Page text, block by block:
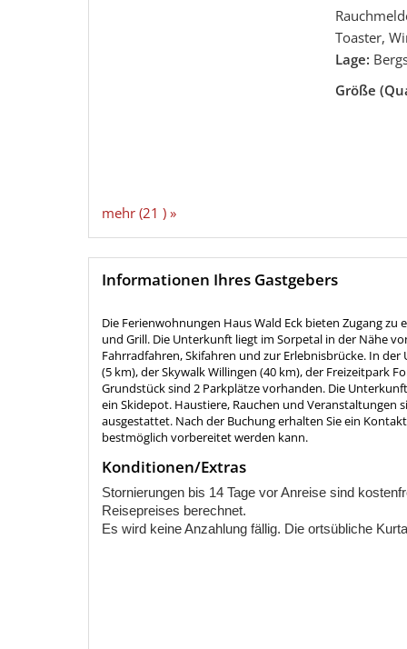
mehr (21 ) »
Toaster,
Lage:
Größe
Informationen Ihres Gastgebers
Die Ferienwohnungen Haus Wald Eck bieten Zugang
und Grill. Die Unterkunft liegt im Sorpetal in der Nähe
Fahrradfahren, Skifahren und zur Erlebnisbrücke. In
(5 km), der Skywalk Willingen (40 km), der Freizeitpark
Grundstück sind 2 Parkplätze vorhanden. Die
ein Skidepot. Haustiere, Rauchen und
ausgestattet. Nach der Buchung erhalten Sie ein
bestmöglich vorbereitet werden kann.
Konditionen/Extras
Stornierungen bis 14 Tage vor Anreise sind
Reisepreises berechnet.
Es wird keine Anzahlung fällig. Die ortsübliche